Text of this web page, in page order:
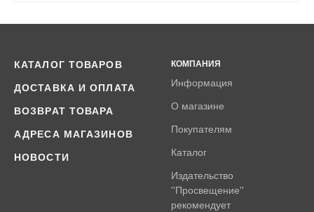
КАТАЛОГ ТОВАРОВ
ДОСТАВКА И ОПЛАТА
ВОЗВРАТ ТОВАРА
АДРЕСА МАГАЗИНОВ
НОВОСТИ
КОМПАНИЯ
Информация
О магазине
Покупателям
Каталог
Издательство
''Просвещение''
рекомендует